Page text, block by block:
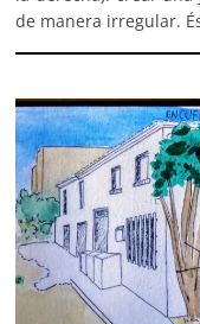
de manera irregular.